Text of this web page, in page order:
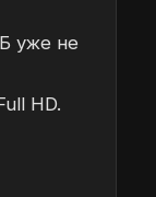
уже не
HD.